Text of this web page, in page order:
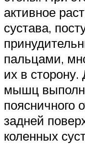
активное
сустава,
пальцами,
их в
мышц
поясничного
задней
коленных